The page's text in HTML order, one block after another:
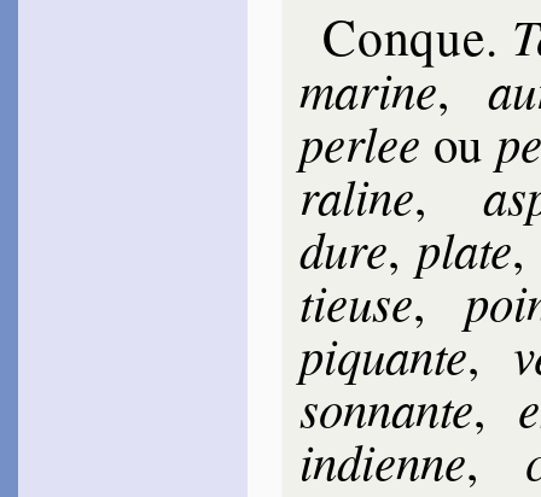
Conque.
ma­rine,
per­lee ou
ra­line,
dure, plate,
tieuse,
pi­quante,
son­nante,
in­dienne,